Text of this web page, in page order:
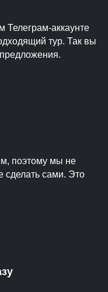
Телеграм-аккаунте
тур. Так вы
поэтому мы не
сделать сами. Это